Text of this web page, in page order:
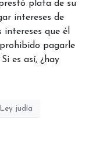
plata de su
intereses de
que él
pagarle
es así, ¿hay
Ley judía